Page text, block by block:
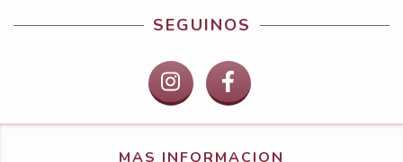
SEGUINOS
MAS INFORMACION